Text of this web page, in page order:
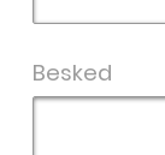
Besked